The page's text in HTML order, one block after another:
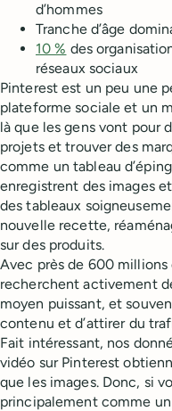
d’hommes
Tranche d’âge
10 % des
réseaux sociaux
Pinterest est un peu une
plateforme sociale et un
là que les gens vont pour
projets et trouver des
comme un tableau
enregistrent des images
des tableaux
nouvelle recette,
sur des produits.
Avec près de 600 millions
recherchent activement
moyen puissant, et
contenu et d’attirer du
Fait intéressant, nos
vidéo sur Pinterest
que les images. Donc, si
principalement comme